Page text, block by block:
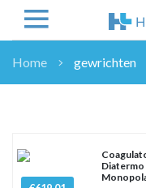
Home gewrichten
Diatermo